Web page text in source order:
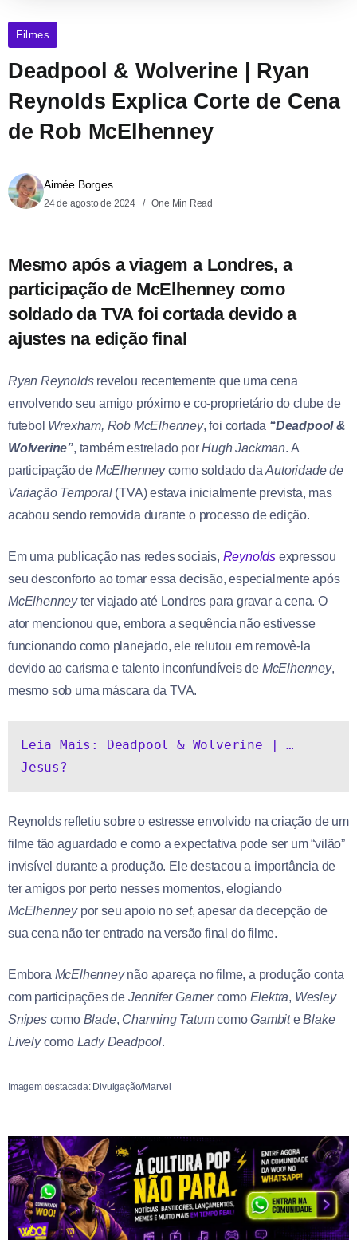
Filmes
Deadpool & Wolverine | Ryan
Reynolds Explica Corte de Cena
de Rob McElhenney
Aimée Borges
24 de agosto de 2024 One Min Read
Mesmo após a viagem a Londres, a
participação de McElhenney como
soldado da TVA foi cortada devido a
ajustes na edição final
Ryan Reynoldsrevelou recentemente que uma cena
envolvendo seu amigo próximo e co-proprietário do clube de
futebol Wrexham, Rob McElhenney, foi cortada “Deadpool &
Wolverine”, também estrelado porHugh Jackman. A
participação de McElhenneycomo soldado daAutoridade de
Variação Temporal(TVA) estava inicialmente prevista, mas
acabou sendo removida durante o processo de edição.
Em uma publicação nas redes sociais, Reynolds expressou
seu desconforto ao tomar essa decisão, especialmente após
McElhenneyter viajado até Londres para gravar a cena. O
ator mencionou que, embora a sequência não estivesse
funcionando como planejado, ele relutou em removê-la
devido ao carisma e talento inconfundíveis de McElhenney,
mesmo sob uma máscara da TVA.
Leia Mais: Deadpool & Wolverine | …
Jesus?
Reynolds refletiu sobre o estresse envolvido na criação de um
filme tão aguardado e como a expectativa pode ser um “vilão”
invisível durante a produção. Ele destacou a importância de
ter amigos por perto nesses momentos, elogiando
McElhenneypor seu apoio noset, apesar da decepção de
sua cena não ter entrado na versão final do filme.
Embora McElhenneynão apareça no filme, a produção conta
com participações de Jennifer Garnercomo Elektra, Wesley
Snipescomo Blade, Channing TatumcomoGambiteBlake
Livelycomo Lady Deadpool.
Imagem destacada: Divulgação/Marvel